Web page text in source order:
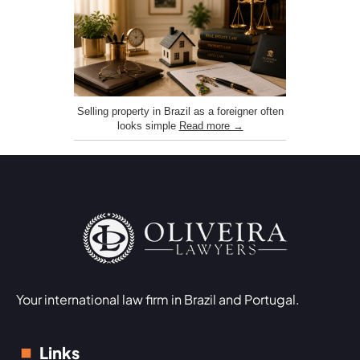
Selling property in Brazil as a foreigner often
looks simple Read more →
Your international law firm in Brazil and Portugal.
Links